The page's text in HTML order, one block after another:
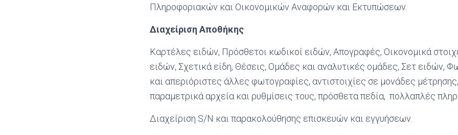
Πληροφοριακών και Οικονομικών Αναφορών και Εκτυπώσεων.
Διαχείριση Αποθήκης
Καρτέλες ειδών, Πρόσθετοι κωδικοί ειδών, Απογραφές, Οικονομικά
ειδών, Σχετικά είδη, Θέσεις, Ομάδες και αναλυτικές ομάδες, Σετ ειδών,
και απεριόριστες άλλες φωτογραφίες, αντιστοιχίες σε μονάδες
παραμετρικά αρχεία και ρυθμίσεις τους, πρόσθετα πεδία, πολλαπλές
Διαχείριση S/N και παρακολούθησης επισκευών και εγγυήσεων.